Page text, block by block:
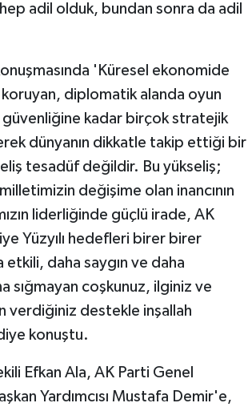
adil olduk, bundan sonra da adil
'Küresel ekonomide
diplomatik alanda oyun
güvenliğine kadar birçok stratejik
dünyanın dikkatle takip ettiği bir
tesadüf değildir. Bu yükseliş;
değişime olan inancının
liderliğinde güçlü irade, AK
Yüzyılı hedefleri birer birer
daha saygın ve daha
sığmayan coşkunuz, ilginiz ve
verdiğiniz destekle inşallah
konuştu.
Efkan Ala, AK Parti Genel
Yardımcısı Mustafa Demir'e,